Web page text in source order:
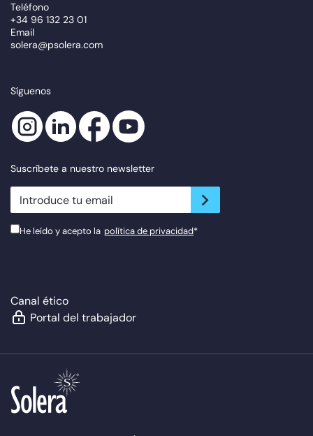
Teléfono
+34 96 132 23 01
Email
solera@psolera.com
Síguenos
Suscríbete a nuestro newsletter
newsletter.suscribe
He leído y acepto la política de privacidad*
Canal ético
Portal del trabajador